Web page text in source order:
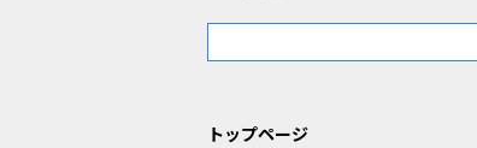
トップページ